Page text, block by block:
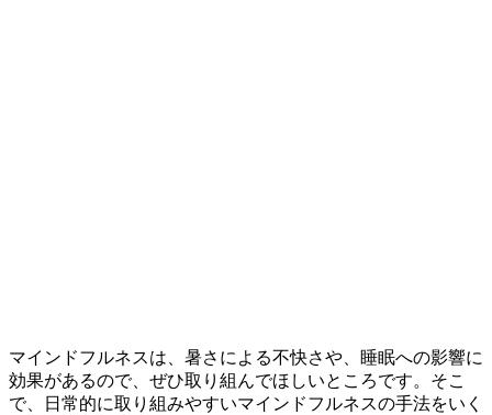
マインドフルネスは、暑さによる不快さや、睡眠への影響に
効果があるので、ぜひ取り組んでほしいところです。そこ
で、日常的に取り組みやすいマインドフルネスの手法をいく